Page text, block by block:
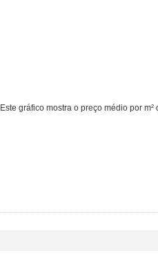
Este gráfico mostra o preço médio por